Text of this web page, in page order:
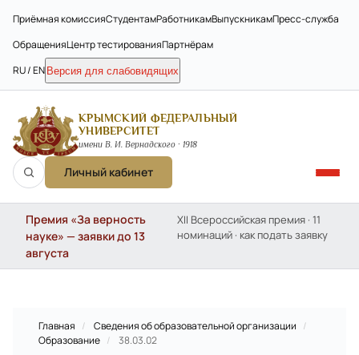
Приёмная комиссияСтудентамРаботникамВыпускникамПресс-служба
ОбращенияЦентр тестированияПартнёрам
RU / EN Версия для слабовидящих
КРЫМСКИЙ ФЕДЕРАЛЬНЫЙ
УНИВЕРСИТЕТ
имени В. И. Вернадского · 1918
Личный кабинет
Премия «За верность
науке» — заявки до 13
августа
XII Всероссийская премия · 11
номинаций · как подать заявку
Главная / Сведения об образовательной организации /
Образование / 38.03.02